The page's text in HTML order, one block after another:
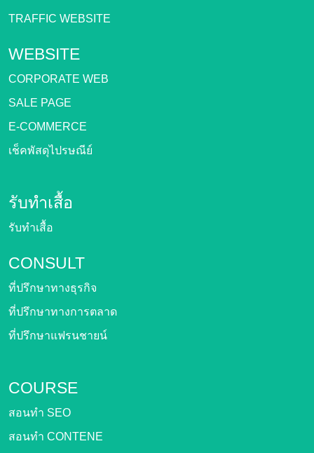
TRAFFIC WEBSITE
WEBSITE
CORPORATE WEB
SALE PAGE
E-COMMERCE
เช็คพัสดุไปรษณีย์
รับทำเสื้อ
รับทำเสื้อ
CONSULT
ที่ปรึกษาทางธุรกิจ
ที่ปรึกษาทางการตลาด
ที่ปรึกษาแฟรนชายน์
COURSE
สอนทำ SEO
สอนทำ CONTENE